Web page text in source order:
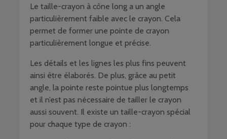
Le taille-crayon à cône long a un angle
particulièrement faible avec le crayon. Cela
permet de former une pointe de crayon
particulièrement longue et précise.
Les détails et les lignes les plus fins peuvent
ainsi être élaborés. De plus, grâce au petit
angle, la pointe reste pointue plus longtemps
et il n’est pas nécessaire de tailler le crayon
aussi souvent. Il existe un taille-crayon spécial
pour chaque type de crayon :